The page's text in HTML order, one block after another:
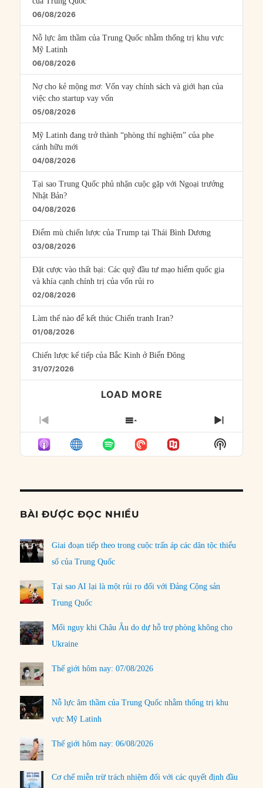
06/08/2026
Nỗ lực âm thầm của Trung Quốc nhằm thống trị khu vực
Mỹ Latinh
06/08/2026
Nợ cho kẻ mộng mơ: Vốn vay chính sách và giới hạn của
việc cho startup vay vốn
05/08/2026
Mỹ Latinh đang trở thành “phòng thí nghiệm” của phe
cánh hữu mới
04/08/2026
Tại sao Trung Quốc phủ nhận cuộc gặp với Ngoại trưởng
Nhật Bản?
04/08/2026
Điểm mù chiến lược của Trump tại Thái Bình Dương
03/08/2026
Đặt cược vào thất bại: Các quỹ đầu tư mạo hiểm quốc gia
và khía cạnh chính trị của vốn rủi ro
02/08/2026
Làm thế nào để kết thúc Chiến tranh Iran?
01/08/2026
Chiến lược kế tiếp của Bắc Kinh ở Biển Đông
31/07/2026
LOAD MORE
PREVIOUS
EPISODE
SHOW
EPISODES
LIST
NEXT
Show
Podcast
BÀI ĐƯỢC ĐỌC NHIỀU
Giai đoạn tiếp theo trong cuộc trấn áp các dân tộc thiểu
số của Trung Quốc
Tại sao AI lại là một rủi ro đối với Đảng Cộng sản
Trung Quốc
Mối nguy khi Châu Âu do dự hỗ trợ phòng không cho
Ukraine
Thế giới hôm nay: 07/08/2026
Nỗ lực âm thầm của Trung Quốc nhằm thống trị khu
vực Mỹ Latinh
Thế giới hôm nay: 06/08/2026
Cơ chế miễn trừ trách nhiệm đối với các quyết định đầu